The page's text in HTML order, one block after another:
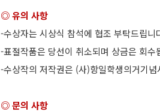
◎ 유의 사항
-수상자는 시상식 참석에 협조 부탁드립니
-표절작품은 당선이 취소되며 상금은 회수
-수상작의 저작권은 (사)항일학생의거기
◎ 문의 사항